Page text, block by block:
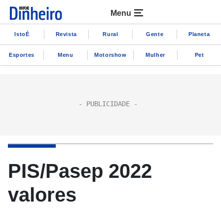
Menu
IstoÉ Revista Rural Gente Planeta
Esportes Menu Motorshow Mulher Pet
PIS/Pasep 2022
valores